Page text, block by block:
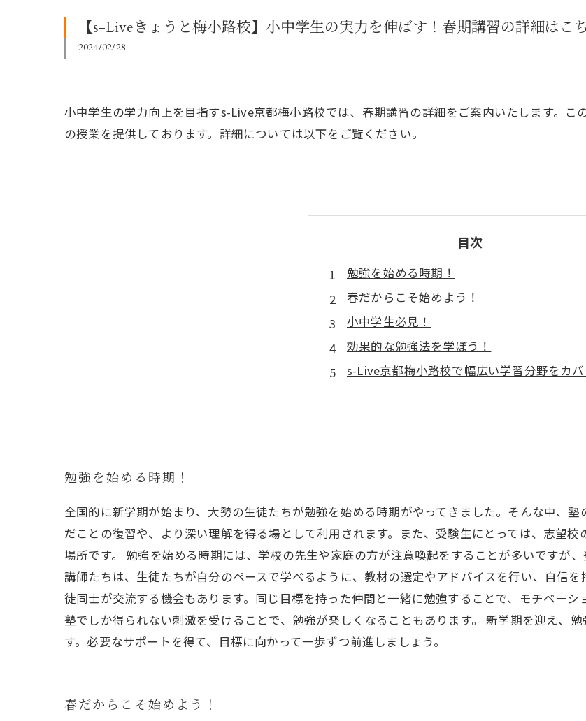
【s-Liveきょうと梅小路校】小中学生の実力を伸ばす！春期講習の詳細はこ
2024/02/28
小中学生の学力向上を目指すs-Live京都梅小路校では、春期講習の詳細をご案内いたします。
の授業を提供しております。詳細については以下をご覧ください。
目次
勉強を始める時期！
春だからこそ始めよう！
小中学生必見！
効果的な勉強法を学ぼう！
s-Live京都梅小路校で幅広い学習分野をカバ
勉強を始める時期！
全国的に新学期が始まり、大勢の生徒たちが勉強を始める時期がやってきました。そんな中、
だことの復習や、より深い理解を得る場として利用されます。また、受験生にとっては、志望
場所です。 勉強を始める時期には、学校の先生や家庭の方が注意喚起をすることが多いですが
講師たちは、生徒たちが自分のペースで学べるように、教材の選定やアドバイスを行い、自信
徒同士が交流する機会もあります。同じ目標を持った仲間と一緒に勉強することで、モチベーシ
塾でしか得られない刺激を受けることで、勉強が楽しくなることもあります。 新学期を迎え、
す。必要なサポートを得て、目標に向かって一歩ずつ前進しましょう。
春だからこそ始めよう！